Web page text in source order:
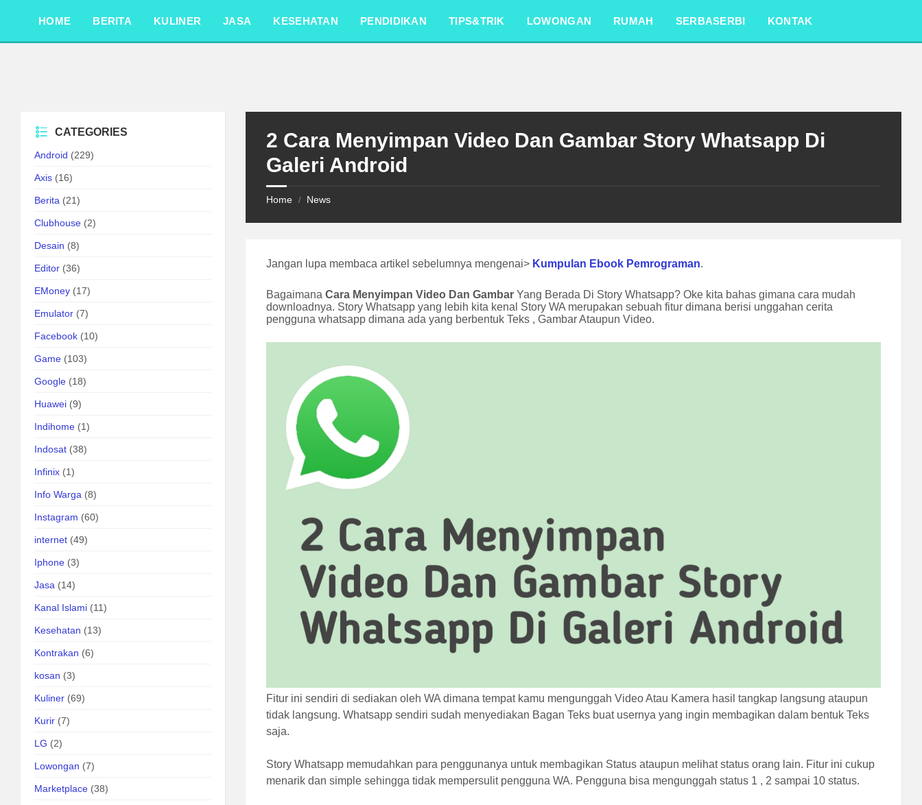
sidebar
HOME BERITA KULINER JASA KESEHATAN PENDIDIKAN TIPS&TRIK LOWONGAN RUMAH SERBASERBI KONTAK
2 Cara Menyimpan Video Dan Gambar Story Whatsapp Di
Galeri Android
Home / News
Jangan lupa membaca artikel sebelumnya mengenai> Kumpulan Ebook Pemrograman.
BagaimanaCara Menyimpan Video Dan Gambar Yang Berada Di Story Whatsapp? Oke kita bahas gimana cara mudah
downloadnya. Story Whatsapp yang lebih kita kenal Story WA merupakan sebuah fitur dimana berisi unggahan cerita
pengguna whatsapp dimana ada yang berbentuk Teks , Gambar Ataupun Video.
Fitur ini sendiri di sediakan oleh WA dimana tempat kamu mengunggah Video Atau Kamera hasil tangkap langsung ataupun
tidak langsung. Whatsapp sendiri sudah menyediakan Bagan Teks buat usernya yang ingin membagikan dalam bentuk Teks
saja.
Story Whatsapp memudahkan para penggunanya untuk membagikan Status ataupun melihat status orang lain. Fitur ini cukup
menarik dan simple sehingga tidak mempersulit pengguna WA. Pengguna bisa mengunggah status 1 , 2 sampai 10 status.
CATEGORIES
Android (229)
Axis (16)
Berita (21)
Clubhouse (2)
Desain (8)
Editor (36)
EMoney (17)
Emulator (7)
Facebook (10)
Game (103)
Google (18)
Huawei (9)
Indihome (1)
Indosat (38)
Infinix (1)
Info Warga (8)
Instagram (60)
internet (49)
Iphone (3)
Jasa (14)
Kanal Islami (11)
Kesehatan (13)
Kontrakan (6)
kosan (3)
Kuliner (69)
Kurir (7)
LG (2)
Lowongan (7)
Marketplace (38)